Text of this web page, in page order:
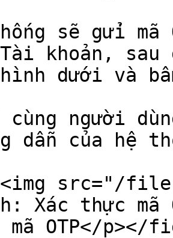
sẽ gửi mã
khoản, sau
dưới và
người
dẫn của hệ
src="/files/
Xác thực mã
mã OTP</